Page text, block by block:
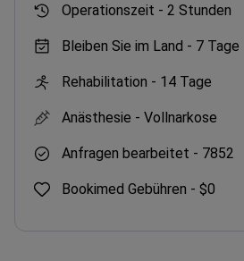
Operationszeit - 2 Stunden
Bleiben Sie im Land - 7 Tage
Rehabilitation - 14 Tage
Anästhesie - Vollnarkose
Anfragen bearbeitet - 7852
Bookimed Gebühren - $0